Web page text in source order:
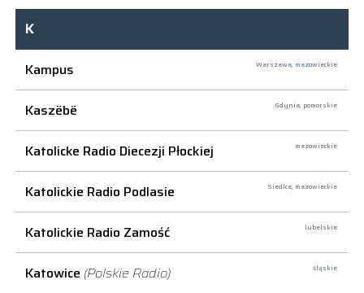
K
Kampus
Warszawa, mazowieckie
Kaszëbë Gdynia, pomorskie
Katolicke Radio Diecezji Płockiej mazowieckie
Katolickie Radio Podlasie Siedlce, mazowieckie
Katolickie Radio Zamość lubelskie
Katowice (Polskie Radio) śląskie